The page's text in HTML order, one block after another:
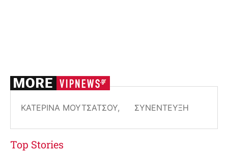
ΚΑΤΕΡΊΝΑ ΜΟΥΤΣΆΤΣΟΥ, ΣΥΝΈΝΤΕΥΞΉ
Top Stories